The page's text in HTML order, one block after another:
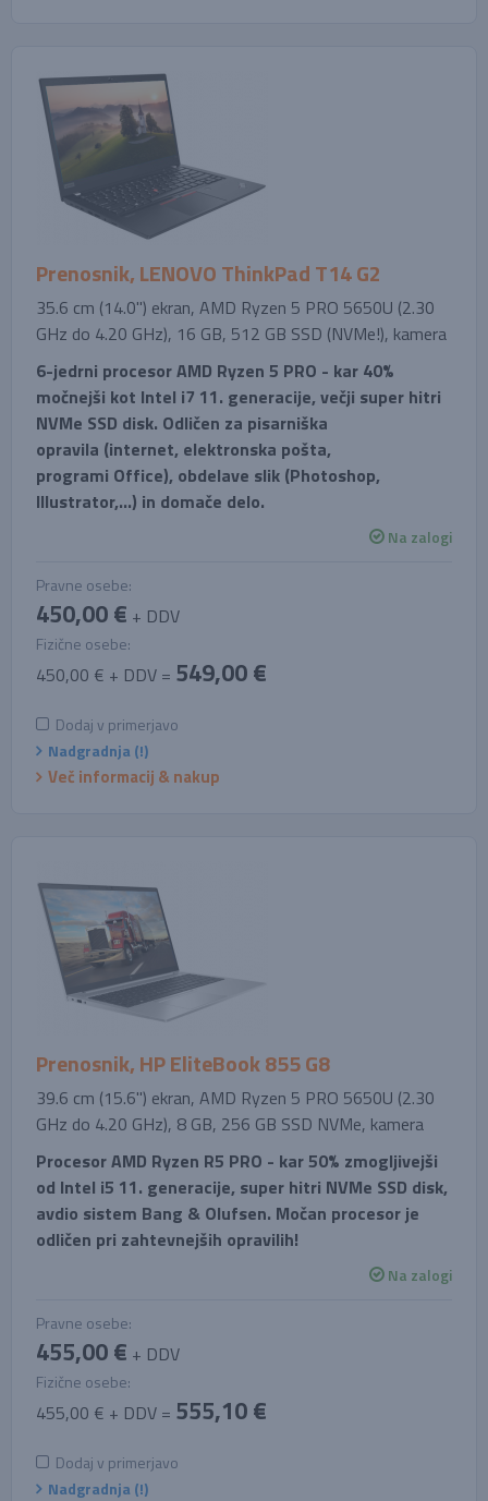
Prenosnik, LENOVO ThinkPad T14 G2
35.6 cm (14.0'') ekran, AMD Ryzen 5 PRO 5650U (2.30
GHz do 4.20 GHz), 16 GB, 512 GB SSD (NVMe!), kamera
6-jedrni procesor AMD Ryzen 5 PRO - kar 40%
močnejši kot Intel i7 11. generacije, večji super hitri
NVMe SSD disk. Odličen za pisarniška
opravila (internet, elektronska pošta,
programi Office), obdelave slik (Photoshop,
Illustrator,...) in domače delo.
Na zalogi
Pravne osebe:
450,00 € + DDV
Fizične osebe:
450,00 € + DDV = 549,00 €
Dodaj v primerjavo
Nadgradnja (!)
Več informacij & nakup
Prenosnik, HP EliteBook 855 G8
39.6 cm (15.6'') ekran, AMD Ryzen 5 PRO 5650U (2.30
GHz do 4.20 GHz), 8 GB, 256 GB SSD NVMe, kamera
Procesor AMD Ryzen R5 PRO - kar 50% zmogljivejši
od Intel i5 11. generacije, super hitri NVMe SSD disk,
avdio sistem Bang & Olufsen. Močan procesor je
odličen pri zahtevnejših opravilih!
Na zalogi
Pravne osebe:
455,00 € + DDV
Fizične osebe:
455,00 € + DDV = 555,10 €
Dodaj v primerjavo
Nadgradnja (!)